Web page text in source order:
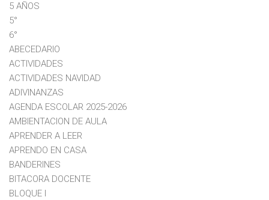
5 AÑOS
5°
6°
ABECEDARIO
ACTIVIDADES
ACTIVIDADES NAVIDAD
ADIVINANZAS
AGENDA ESCOLAR 2025-2026
AMBIENTACION DE AULA
APRENDER A LEER
APRENDO EN CASA
BANDERINES
BITACORA DOCENTE
BLOQUE I